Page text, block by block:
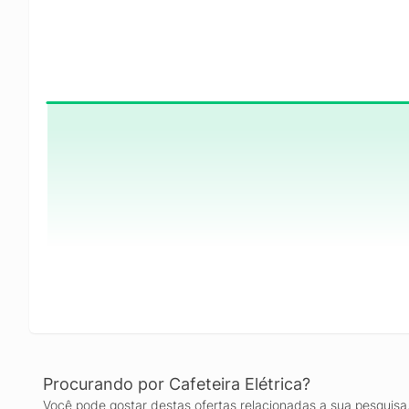
Procurando por Cafeteira Elétrica?
Você pode gostar destas ofertas relacionadas a sua